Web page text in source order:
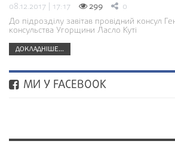
08.12.2017 | 17:17 299 0
До підрозділу завітав провідний консул
консульства Угорщини Ласло Куті
ДОКЛАДНІШЕ...
МИ У FACEBOOK